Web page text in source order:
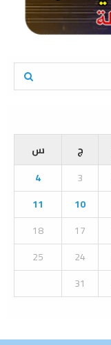
E
A
R
C
H
ج
س
3
4
10
11
17
18
24
25
31